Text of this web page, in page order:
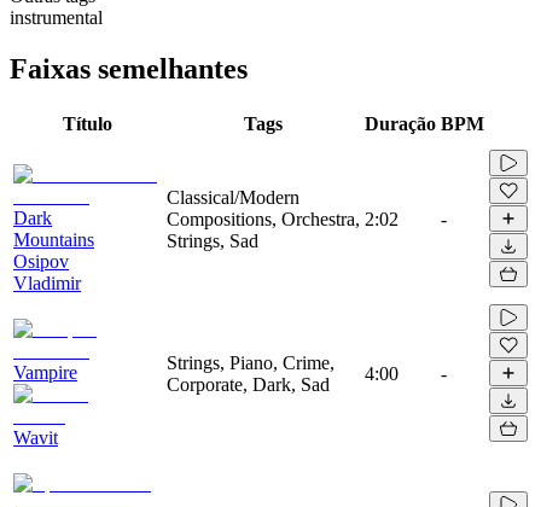
instrumental
Faixas semelhantes
Título Tags Duração BPM
Dark
Mountains
Osipov
Vladimir
Classical/Modern
Compositions, Orchestra,
Strings, Sad
2:02 -
Vampire
Wavit
Strings, Piano, Crime,
Corporate, Dark, Sad
4:00 -